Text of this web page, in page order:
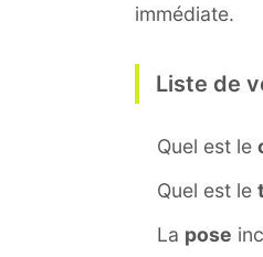
immédiate.
Liste de
Quel est le
Quel est le
La pose